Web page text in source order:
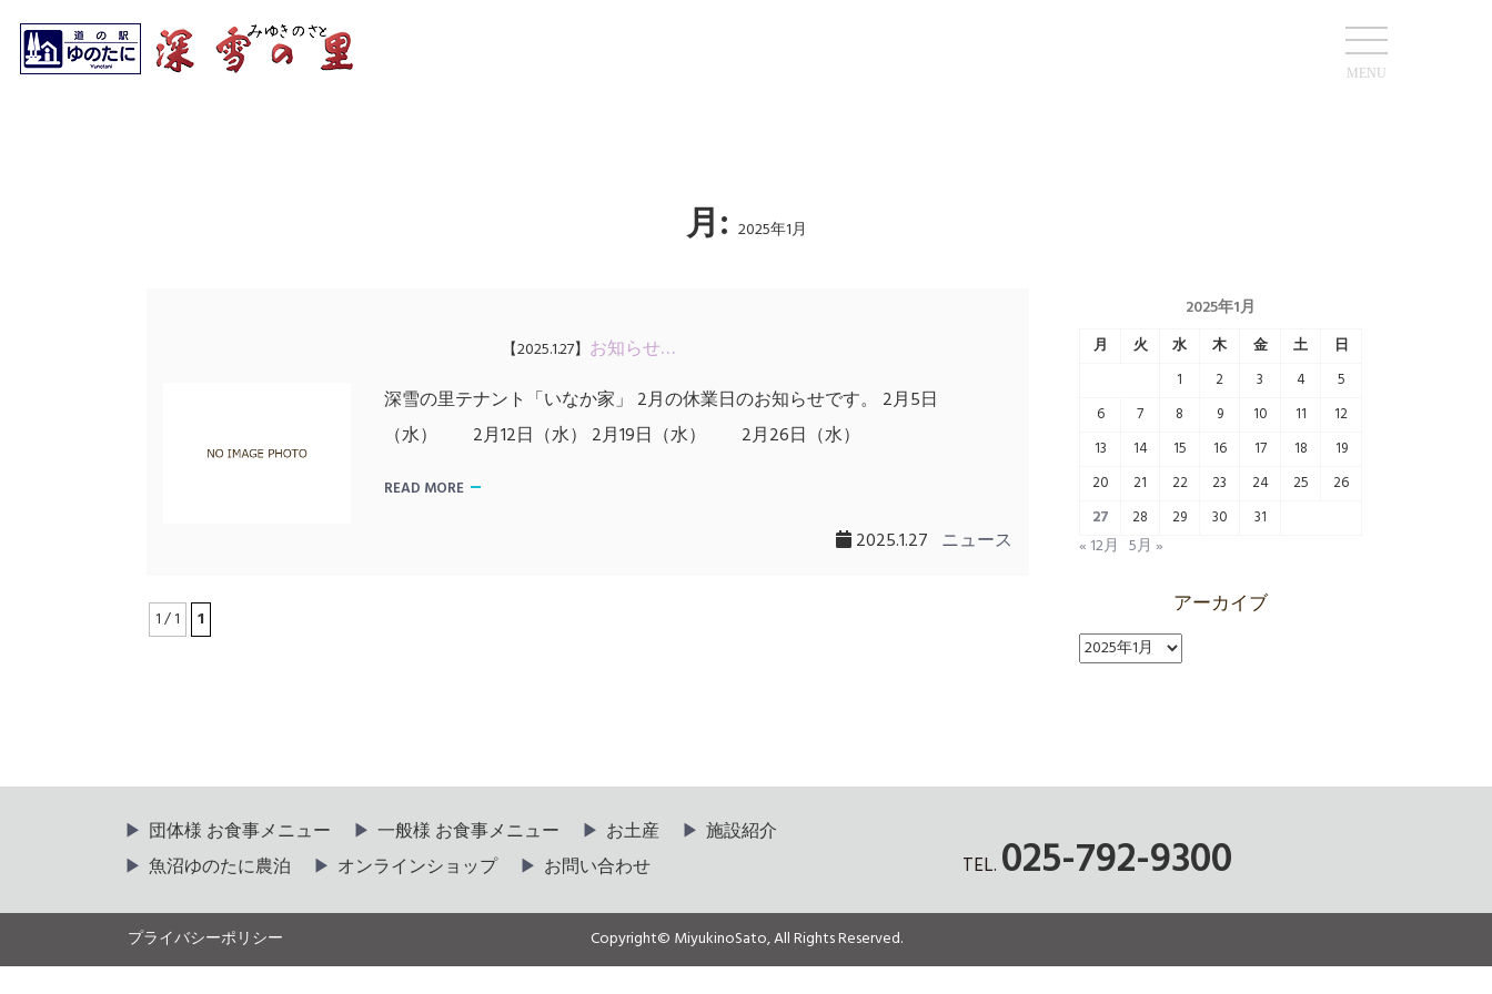
MENU
月: 2025年1月
【2025.1.27】 お知らせ…
深雪の里テナント「いなか家」 2月の休業日のお知らせです。 2月5日
（水） 2月12日（水） 2月19日（水） 2月26日（水）
READ MORE
2025.1.27 ニュース
1 / 1 1
2025年1月
月 火 水 木 金 土
日
1
2 3 4
5
6
7 8 9 10 11
12
13
14 15 16 17 18
19
20
21 22 23 24 25
26
27
28 29 30 31
« 12月 5月 »
アーカイブ
ア
ー
団体様 お食事メニュー 一般様 お食事メニュー お土産
施設紹介
魚沼ゆのたに農泊
オンラインショップ お問い合わせ TEL. 025-792-9300
プライバシーポリシー Copyright© MiyukinoSato, All Rights Reserved.